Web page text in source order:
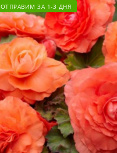
ОТПРАВИМ ЗА 1-3 ДНЯ